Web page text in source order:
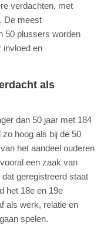
verdachten, met
De meest
50 plussers worden
invloed en
als
dan 50 jaar met 184
hoog als bij de 50
het aandeel ouderen
een zaak van
geregistreerd staat
het 18e en 19e
als werk, relatie en
spelen.